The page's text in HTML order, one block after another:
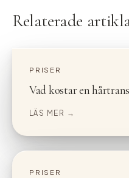
Relaterade
PRISER
Vad kostar en
LÄS MER →
PRISER